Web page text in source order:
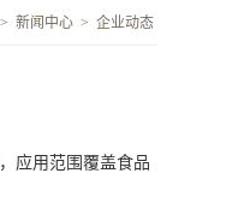
> 新闻中心 > 企业动态
应用范围覆盖食品